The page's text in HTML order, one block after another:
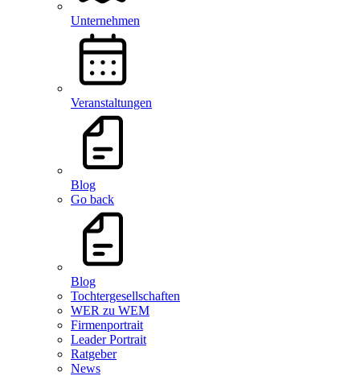
Unternehmen
Veranstaltungen
Blog
Go back
Blog
Tochtergesellschaften
WER zu WEM
Firmenportrait
Leader Portrait
Ratgeber
News